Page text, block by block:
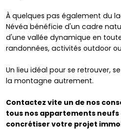
À quelques pas également du
Névéa bénéficie d'un cadre
d'une vallée dynamique en
randonnées, activités outdoor
Un lieu idéal pour se retrouver,
la montagne autrement.
Contactez vite un de nos
tous nos appartements neufs à
concrétiser votre projet